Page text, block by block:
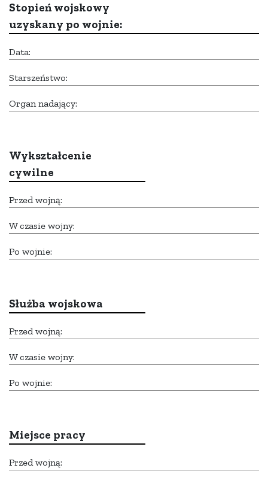
Stopień wojskowy
uzyskany po wojnie:
Data:
Starszeństwo:
Organ nadający:
Wykształcenie
cywilne
Przed wojną:
W czasie wojny:
Po wojnie:
Służba wojskowa
Przed wojną:
W czasie wojny:
Po wojnie:
Miejsce pracy
Przed wojną: